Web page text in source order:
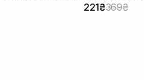
221₴369₴